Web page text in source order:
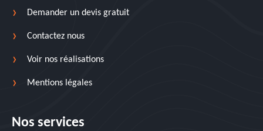
Demander un devis gratuit
Contactez nous
Voir nos réalisations
Mentions légales
Nos services